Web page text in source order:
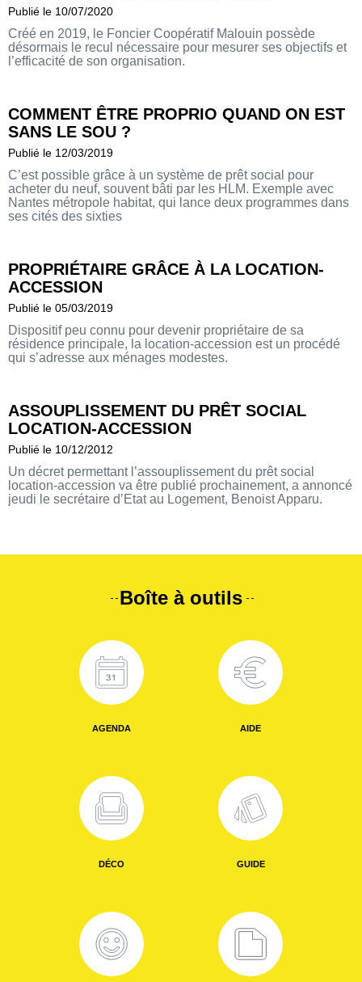
Publié le 10/07/2020
Créé en 2019, le Foncier Coopératif Malouin possède
désormais le recul nécessaire pour mesurer ses objectifs et
l’efficacité de son organisation.
COMMENT ÊTRE PROPRIO QUAND ON EST
SANS LE SOU ?
Publié le 12/03/2019
C’est possible grâce à un système de prêt social pour
acheter du neuf, souvent bâti par les HLM. Exemple avec
Nantes métropole habitat, qui lance deux programmes dans
ses cités des sixties
PROPRIÉTAIRE GRÂCE À LA LOCATION-
ACCESSION
Publié le 05/03/2019
Dispositif peu connu pour devenir propriétaire de sa
résidence principale, la location-accession est un procédé
qui s’adresse aux ménages modestes.
ASSOUPLISSEMENT DU PRÊT SOCIAL
LOCATION-ACCESSION
Publié le 10/12/2012
Un décret permettant l’assouplissement du prêt social
location-accession va être publié prochainement, a annoncé
jeudi le secrétaire d’Etat au Logement, Benoist Apparu.
Boîte à outils
AGENDA AIDE
DÉCO GUIDE